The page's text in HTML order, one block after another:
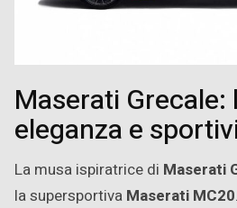
Maserati Grecale:
eleganza e
La musa ispiratrice di Maserati
la supersportiva Maserati MC20.